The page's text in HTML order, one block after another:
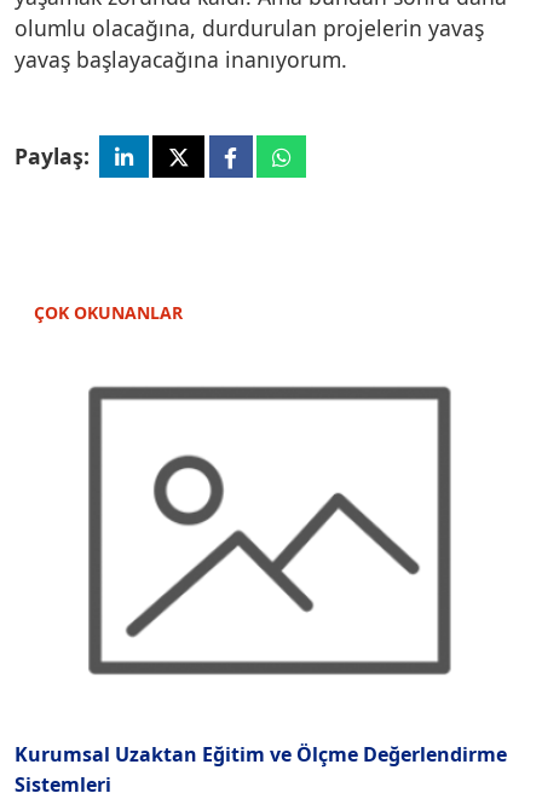
olumlu olacağına, durdurulan projelerin yavaş
yavaş başlayacağına inanıyorum.
Paylaş:
ÇOK OKUNANLAR
Kurumsal Uzaktan Eğitim ve Ölçme Değerlendirme
Sistemleri